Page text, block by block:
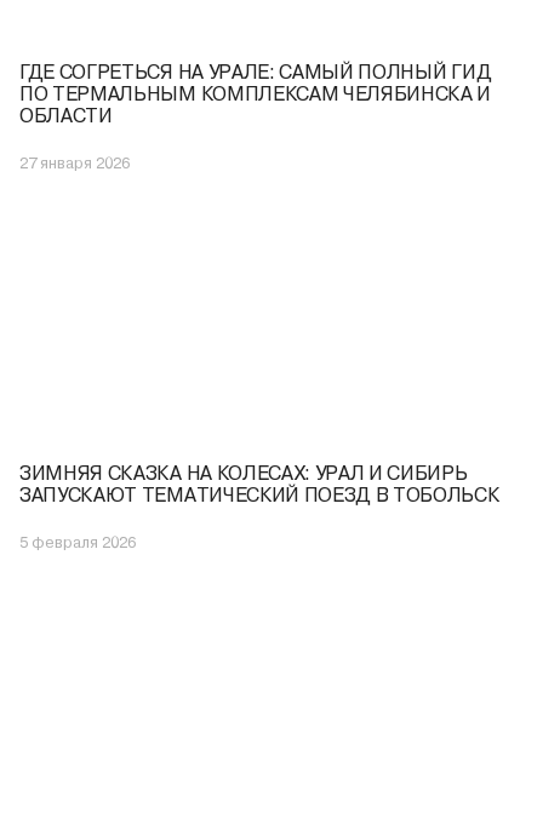
ГДЕ СОГРЕТЬСЯ НА УРАЛЕ: САМЫЙ ПОЛНЫЙ ГИД
ПО ТЕРМАЛЬНЫМ КОМПЛЕКСАМ ЧЕЛЯБИНСКА И
ОБЛАСТИ
27 января 2026
ЗИМНЯЯ СКАЗКА НА КОЛЕСАХ: УРАЛ И СИБИРЬ
ЗАПУСКАЮТ ТЕМАТИЧЕСКИЙ ПОЕЗД В ТОБОЛЬСК
5 февраля 2026